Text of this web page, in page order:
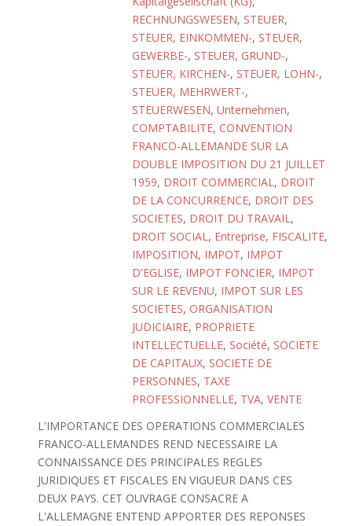
RECHNUNGSWESEN, STEUER,
STEUER, EINKOMMEN-, STEUER,
GEWERBE-, STEUER, GRUND-,
STEUER, KIRCHEN-, STEUER, LOHN-,
STEUER, MEHRWERT-,
STEUERWESEN, Unternehmen,
COMPTABILITE, CONVENTION
FRANCO-ALLEMANDE SUR LA
DOUBLE IMPOSITION DU 21 JUILLET
1959, DROIT COMMERCIAL, DROIT
DE LA CONCURRENCE, DROIT DES
SOCIETES, DROIT DU TRAVAIL,
DROIT SOCIAL, Entreprise, FISCALITE,
IMPOSITION, IMPOT, IMPOT
D'EGLISE, IMPOT FONCIER, IMPOT
SUR LE REVENU, IMPOT SUR LES
SOCIETES, ORGANISATION
JUDICIAIRE, PROPRIETE
INTELLECTUELLE, Société, SOCIETE
DE CAPITAUX, SOCIETE DE
PERSONNES, TAXE
PROFESSIONNELLE, TVA, VENTE
L'IMPORTANCE DES OPERATIONS COMMERCIALES
FRANCO-ALLEMANDES REND NECESSAIRE LA
CONNAISSANCE DES PRINCIPALES REGLES
JURIDIQUES ET FISCALES EN VIGUEUR DANS CES
DEUX PAYS. CET OUVRAGE CONSACRE A
L'ALLEMAGNE ENTEND APPORTER DES REPONSES